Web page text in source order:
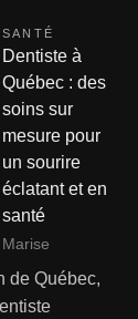
SANTÉ
Dentiste à
Québec : des
soins sur
mesure pour
un sourire
éclatant et en
santé
Marise
de Québec,